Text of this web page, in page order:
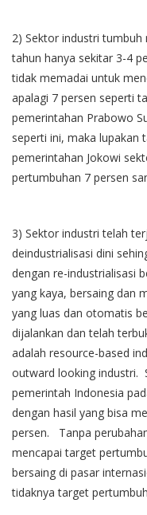
2) Sektor industri tumbuh
tahun hanya sekitar 3-4
tidak memadai untuk
apalagi 7 persen seperti
pemerintahan Prabowo
seperti ini, maka lupakan
pemerintahan Jokowi
pertumbuhan 7 persen
3) Sektor industri telah
deindustrialisasi dini
dengan re-industrialisasi
yang kaya, bersaing dan
yang luas dan otomatis
dijalankan dan telah
adalah resource-based
outward looking industri.
pemerintah Indonesia
dengan hasil yang bisa
persen. Tanpa
mencapai target
bersaing di pasar
tidaknya target